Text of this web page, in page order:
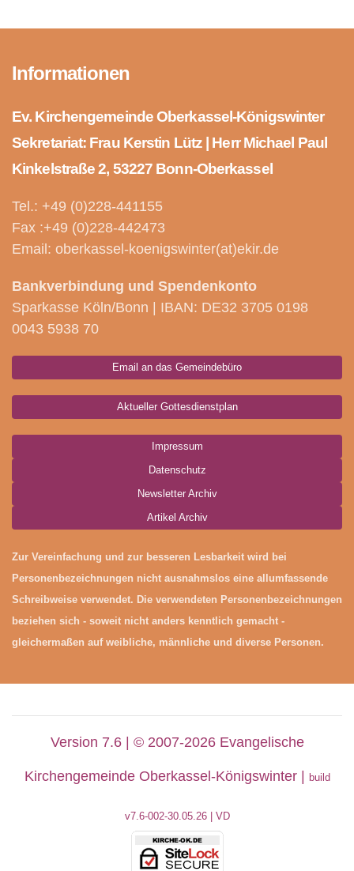
Informationen
Ev. Kirchengemeinde Oberkassel-Königswinter
Sekretariat: Frau Kerstin Lütz | Herr Michael Paul
Kinkelstraße 2, 53227 Bonn-Oberkassel
Tel.: +49 (0)228-441155
Fax :+49 (0)228-442473
Email: oberkassel-koenigswinter(at)ekir.de
Bankverbindung und Spendenkonto
Sparkasse Köln/Bonn | IBAN: DE32 3705 0198
0043 5938 70
Email an das Gemeindebüro
Aktueller Gottesdienstplan
Impressum
Datenschutz
Newsletter Archiv
Artikel Archiv
Zur Vereinfachung und zur besseren Lesbarkeit wird bei
Personenbezeichnungen nicht ausnahmslos eine allumfassende
Schreibweise verwendet. Die verwendeten Personenbezeichnungen
beziehen sich - soweit nicht anders kenntlich gemacht -
gleichermaßen auf weibliche, männliche und diverse Personen.
Version 7.6 | © 2007-2026 Evangelische
Kirchengemeinde Oberkassel-Königswinter | build
v7.6-002-30.05.26 | VD